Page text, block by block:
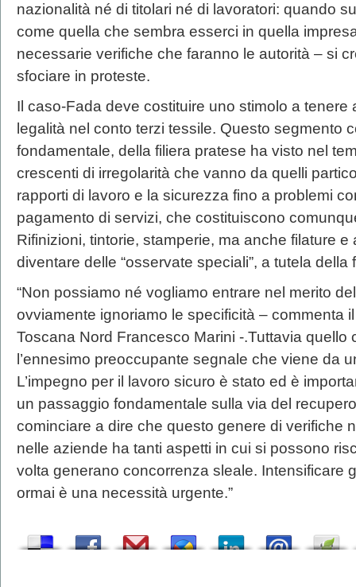
nazionalità né di titolari né di lavoratori: quando
come quella che sembra esserci in quella
necessarie verifiche che faranno le autorità – si
sfociare in proteste.
Il caso-Fada deve costituire uno stimolo a tenere
legalità nel conto terzi tessile. Questo segmento
fondamentale, della filiera pratese ha visto nel
crescenti di irregolarità che vanno da quelli
rapporti di lavoro e la sicurezza fino a problemi
pagamento di servizi, che costituiscono
Rifinizioni, tintorie, stamperie, ma anche filature
diventare delle “osservate speciali”, a tutela
“Non possiamo né vogliamo entrare nel merito
ovviamente ignoriamo le specificità – commenta
Toscana Nord Francesco Marini -.Tuttavia quello
l’ennesimo preoccupante segnale che viene da
L’impegno per il lavoro sicuro è stato ed è
un passaggio fondamentale sulla via del
cominciare a dire che questo genere di verifiche
nelle aziende ha tanti aspetti in cui si possono
volta generano concorrenza sleale. Intensificare
ormai è una necessità urgente.”